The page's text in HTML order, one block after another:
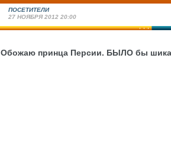
ПОСЕТИТЕЛИ
27 НОЯБРЯ 2012 20:00
Обожаю принца Персии. БЫЛО бы